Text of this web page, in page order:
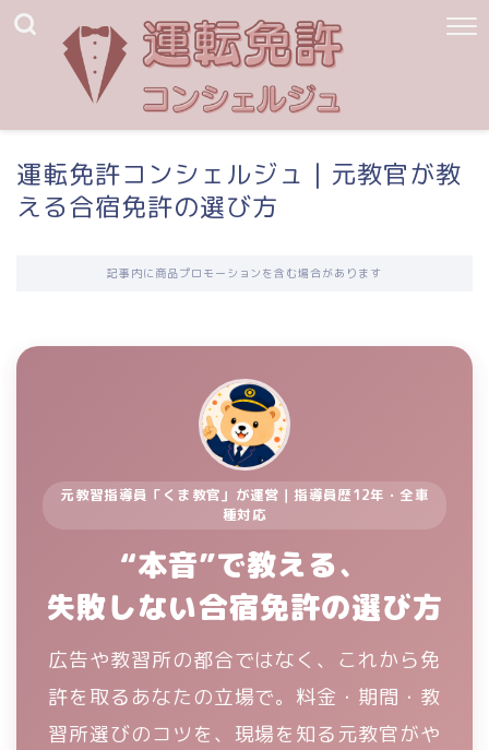
運転免許コンシェルジュ｜元教官が教
える合宿免許の選び方
記事内に商品プロモーションを含む場合があります
元教習指導員「くま教官」が運営｜指導員歴12年・全車
種対応
“本音”で教える、
失敗しない合宿免許の選び方
広告や教習所の都合ではなく、これから免
許を取るあなたの立場で。料金・期間・教
習所選びのコツを、現場を知る元教官がや